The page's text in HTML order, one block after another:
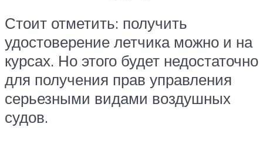
Стоит отметить: получить
удостоверение летчика можно и на
курсах. Но этого будет недостаточно
для получения прав управления
серьезными видами воздушных
судов.